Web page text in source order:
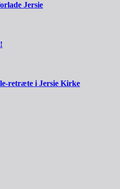
Jersie
retræte i Jersie Kirke